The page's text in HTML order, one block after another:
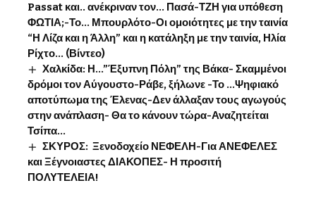
Passat και.. ανέκριναν τον… Πασά-ΤΖΗ για υπόθεση
ΦΩΤΙΑ;-Το… Μπουρλότο-Οι ομοιότητες με την ταινία
“Η Λίζα και η Άλλη” και η κατάληξη με την ταινία, Ηλία
Ρίχτο… (Βίντεο)
Χαλκίδα: Η…”Έξυπνη Πόλη” της Βάκα- Σκαμμένοι
δρόμοι τον Αύγουστο-Ράβε, ξήλωνε -Το …Ψηφιακό
αποτύπωμα της Έλενας-Δεν άλλαξαν τους αγωγούς
στην ανάπλαση- Θα το κάνουν τώρα-Αναζητείται
Τσίπα…
ΣΚΥΡΟΣ: Ξενοδοχείο ΝΕΦΕΛΗ-Για ΑΝΕΦΕΛΕΣ
και Ξέγνοιαστες ΔΙΑΚΟΠΕΣ- Η προσιτή
ΠΟΛΥΤΕΛΕΙΑ!